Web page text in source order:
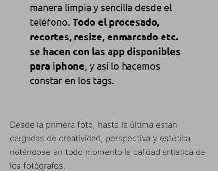
manera limpia y sencilla desde el
teléfono. Todo el procesado,
recortes, resize, enmarcado etc.
se hacen con las app disponibles
para iphone , y así lo hacemos
constar en los tags.
Desde la primera foto, hasta la última estan
cargadas de creatividad, perspectiva y estética
notándose en todo momento la calidad artística de
los fotógrafos.